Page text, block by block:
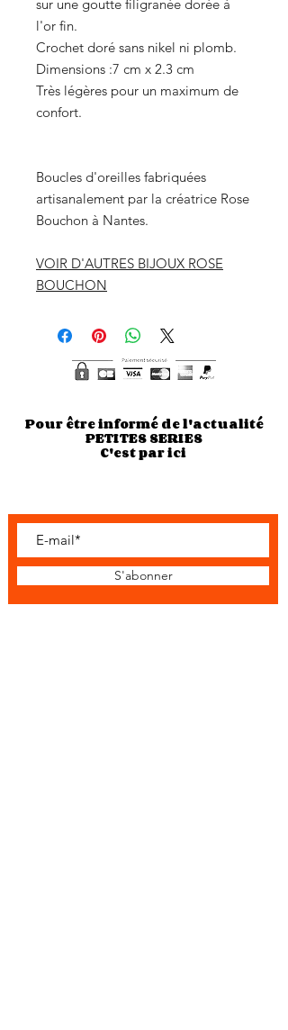
sur une goutte filigranée dorée à
l'or fin.
Crochet doré sans nikel ni plomb.
Dimensions :7 cm x 2.3 cm
Très légères pour un maximum de
confort.
Boucles d'oreilles fabriquées
artisanalement par la créatrice Rose
Bouchon à Nantes.
VOIR D'AUTRES BIJOUX ROSE
BOUCHON
Pour être informé de l'actualité
PETITES SERIES
C'est par ici
S'abonner